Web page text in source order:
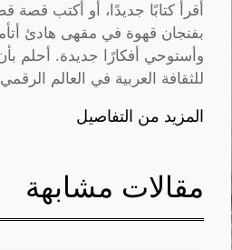
أقرأ كتابًا جديدًا، أو أكتب قصة
بفنجان قهوة في مقهى هادئ
وأستوحي أفكارًا جديدة. أحلم
للثقافة العربية في العالم
المزيد من التفاصيل
مقالات مشابهة